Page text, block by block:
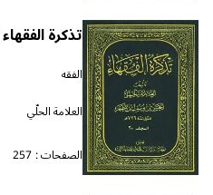
تذكرة الفقهاء
الفقه
العلامة الحلّي
الصفحات : 257